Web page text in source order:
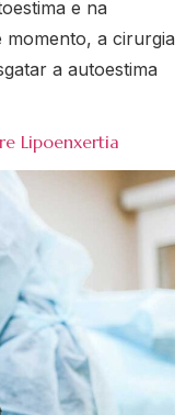
e na
momento, a cirurgia
a autoestima
Lipoenxertia